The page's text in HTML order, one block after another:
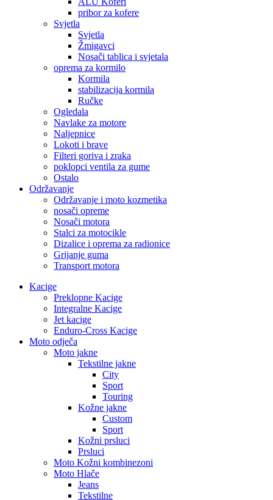
pribor za kofere
Svjetla
Svjetla
Žmigavci
Nosači tablica i svjetala
oprema za kormilo
Kormila
stabilizacija kormila
Ručke
Ogledala
Navlake za motore
Naljepnice
Lokoti i brave
Filteri goriva i zraka
poklopci ventila za gume
Ostalo
Održavanje
Održavanje i moto kozmetika
nosači opreme
Nosači motora
Stalci za motocikle
Dizalice i oprema za radionice
Grijanje guma
Transport motora
Kacige
Preklopne Kacige
Integralne Kacige
Jet kacige
Enduro-Cross Kacige
Moto odječa
Moto jakne
Tekstilne jakne
City
Sport
Touring
Kožne jakne
Custom
Sport
Kožni prsluci
Prsluci
Moto Kožni kombinezoni
Moto Hlače
Jeans
Tekstilne